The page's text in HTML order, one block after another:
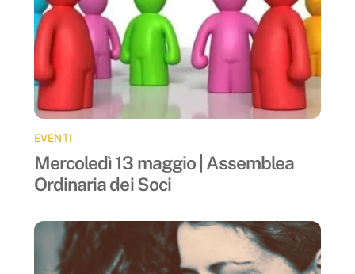
EVENTI
Mercoledì 13 maggio | Assemblea
Ordinaria dei Soci